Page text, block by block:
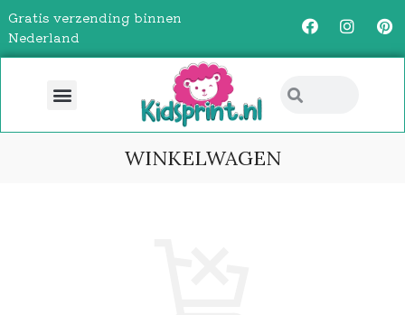
Gratis verzending binnen
Nederland
WINKELWAGEN